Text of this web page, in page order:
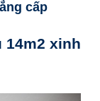
cấp
14m2 xinh